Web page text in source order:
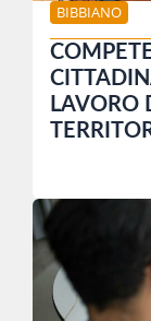
BIBBIANO
LAVORO